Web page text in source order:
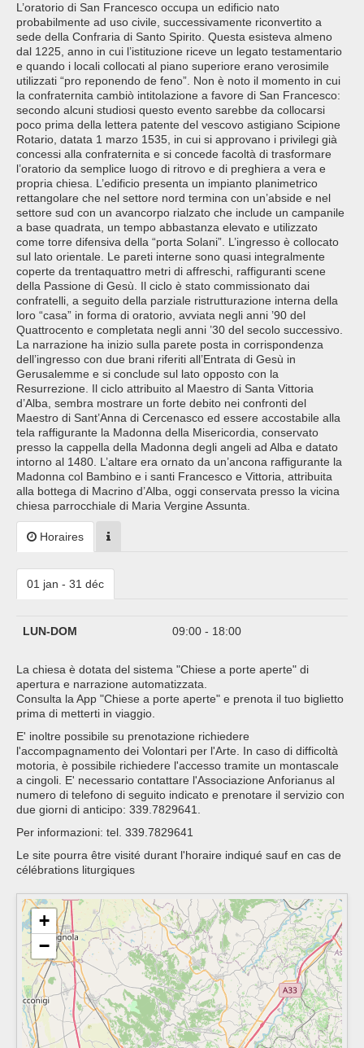
L’oratorio di San Francesco occupa un edificio nato
probabilmente ad uso civile, successivamente riconvertito a
sede della Confraria di Santo Spirito. Questa esisteva almeno
dal 1225, anno in cui l’istituzione riceve un legato testamentario
e quando i locali collocati al piano superiore erano verosimile
utilizzati “pro reponendo de feno”. Non è noto il momento in cui
la confraternita cambiò intitolazione a favore di San Francesco:
secondo alcuni studiosi questo evento sarebbe da collocarsi
poco prima della lettera patente del vescovo astigiano Scipione
Rotario, datata 1 marzo 1535, in cui si approvano i privilegi già
concessi alla confraternita e si concede facoltà di trasformare
l’oratorio da semplice luogo di ritrovo e di preghiera a vera e
propria chiesa. L’edificio presenta un impianto planimetrico
rettangolare che nel settore nord termina con un’abside e nel
settore sud con un avancorpo rialzato che include un campanile
a base quadrata, un tempo abbastanza elevato e utilizzato
come torre difensiva della “porta Solani”. L’ingresso è collocato
sul lato orientale. Le pareti interne sono quasi integralmente
coperte da trentaquattro metri di affreschi, raffiguranti scene
della Passione di Gesù. Il ciclo è stato commissionato dai
confratelli, a seguito della parziale ristrutturazione interna della
loro “casa” in forma di oratorio, avviata negli anni ’90 del
Quattrocento e completata negli anni ’30 del secolo successivo.
La narrazione ha inizio sulla parete posta in corrispondenza
dell’ingresso con due brani riferiti all’Entrata di Gesù in
Gerusalemme e si conclude sul lato opposto con la
Resurrezione. Il ciclo attribuito al Maestro di Santa Vittoria
d’Alba, sembra mostrare un forte debito nei confronti del
Maestro di Sant’Anna di Cercenasco ed essere accostabile alla
tela raffigurante la Madonna della Misericordia, conservato
presso la cappella della Madonna degli angeli ad Alba e datato
intorno al 1480. L’altare era ornato da un’ancona raffigurante la
Madonna col Bambino e i santi Francesco e Vittoria, attribuita
alla bottega di Macrino d’Alba, oggi conservata presso la vicina
chiesa parrocchiale di Maria Vergine Assunta.
Horaires
01 jan - 31 déc
LUN-DOM 09:00 - 18:00
La chiesa è dotata del sistema "Chiese a porte aperte" di
apertura e narrazione automatizzata.
Consulta la App "Chiese a porte aperte" e prenota il tuo biglietto
prima di metterti in viaggio.
E' inoltre possibile su prenotazione richiedere
l'accompagnamento dei Volontari per l'Arte. In caso di difficoltà
motoria, è possibile richiedere l'accesso tramite un montascale
a cingoli. E' necessario contattare l'Associazione Anforianus al
numero di telefono di seguito indicato e prenotare il servizio con
due giorni di anticipo: 339.7829641.
Per informazioni: tel. 339.7829641
Le site pourra être visité durant l'horaire indiqué sauf en cas de
célébrations liturgiques
+
−